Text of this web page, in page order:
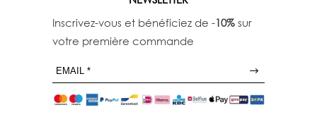
Inscrivez-vous et bénéficiez de -10% sur
votre première commande